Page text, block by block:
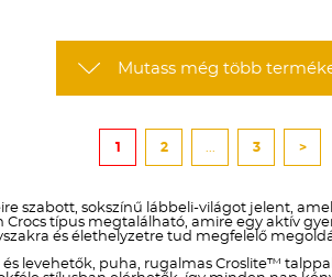
Mutass még több
1 2 3 >
szabott, sokszínű lábbeli-világot jelent,
típus megtalálható, amire egy aktív
és élethelyzetre tud megfelelő
levehetők, puha, rugalmas Croslite™